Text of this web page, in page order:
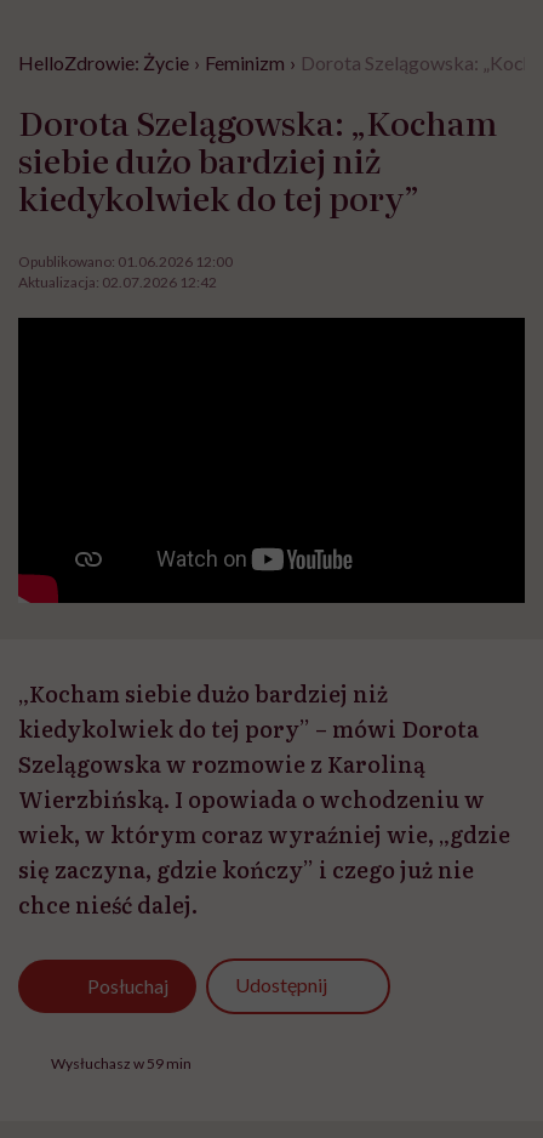
HelloZdrowie: Życie › Feminizm › Dorota Szelągowska:
Dorota Szelągowska: „Kocham
siebie dużo bardziej niż
kiedykolwiek do tej pory”
Opublikowano: 01.06.2026 12:00
Aktualizacja: 02.07.2026 12:42
„Kocham siebie dużo bardziej niż
kiedykolwiek do tej pory” – mówi Dorota
Szelągowska w rozmowie z Karoliną
Wierzbińską. I opowiada o wchodzeniu w
wiek, w którym coraz wyraźniej wie, „gdzie
się zaczyna, gdzie kończy” i czego już nie
chce nieść dalej.
Posłuchaj Udostępnij
Wysłuchasz w 59 min